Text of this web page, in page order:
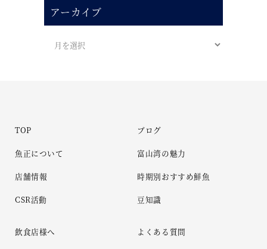
アーカイブ
TOP
魚正について
店舗情報
CSR活動
ブログ
富山湾の魅力
時期別おすすめ鮮魚
豆知識
飲食店様へ よくある質問